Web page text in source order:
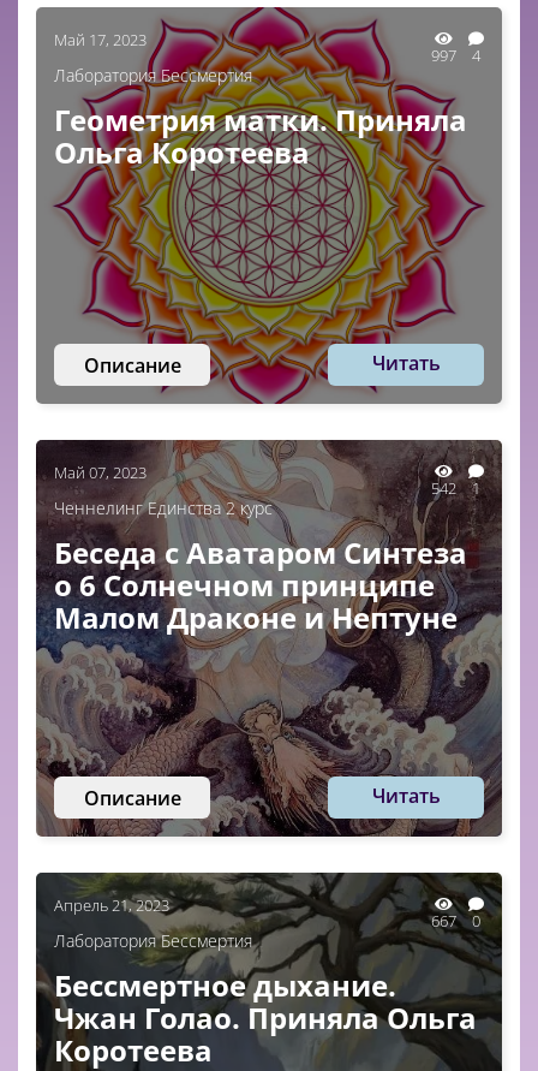
Май 17, 2023
997 4
Лаборатория Бессмертия
Геометрия матки. Приняла
Ольга Коротеева
Описание Читать
Май 07, 2023
542 1
Ченнелинг Единства 2 курс
Беседа с Аватаром Синтеза
о 6 Солнечном принципе
Малом Драконе и Нептуне
Описание Читать
Апрель 21, 2023
667 0
Лаборатория Бессмертия
Бессмертное дыхание.
Чжан Голао. Приняла Ольга
Коротеева